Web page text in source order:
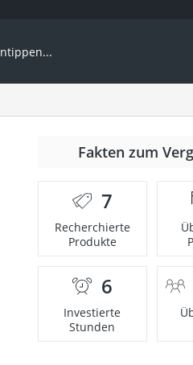
Fakten zum
7
Recherchierte
Produkte
6
Investierte
Stunden